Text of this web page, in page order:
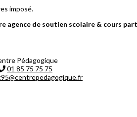
imposé.
agence de soutien scolaire & cours
Pédagogique
01 85 75 75 75